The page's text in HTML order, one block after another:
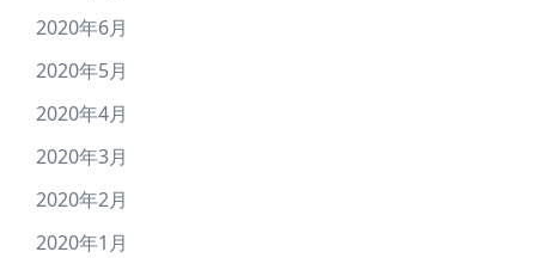
2020年6月
2020年5月
2020年4月
2020年3月
2020年2月
2020年1月